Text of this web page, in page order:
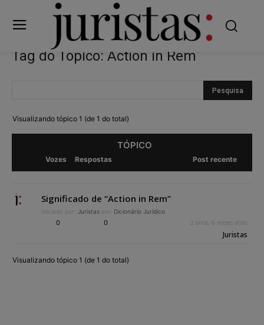
Tag do Tópico: Action in Rem
Visualizando tópico 1 (de 1 do total)
TÓPICO
Vozes Respostas Post recente
Significado de “Action in Rem”
Iniciado por: Juristas em: Dicionário Jurídico
0 0 2 anos, 6 meses atrás
Juristas
Visualizando tópico 1 (de 1 do total)